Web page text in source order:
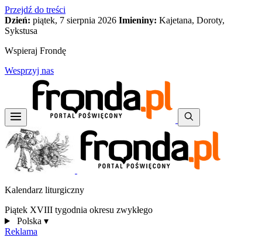
Przejdź do treści
Dzień: piątek, 7 sierpnia 2026 Imieniny: Kajetana, Doroty,
Sykstusa
Wspieraj Frondę
Wesprzyj nas
Kalendarz liturgiczny
Piątek XVIII tygodnia okresu zwykłego
Polska ▾
Reklama